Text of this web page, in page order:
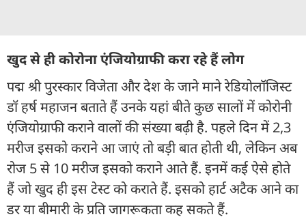
खुद से ही कोरोना एंजियोग्राफी करा रहे हैं लोग
पद्म श्री पुरस्कार विजेता और देश के जाने माने रेडियोलॉजिस्ट
डॉ हर्ष महाजन बताते हैं उनके यहां बीते कुछ सालों में कोरोनी
एंजियोग्राफी कराने वालों की संख्या बढ़ी है. पहले दिन में 2,3
मरीज इसको कराने आ जाएं तो बड़ी बात होती थी, लेकिन अब
रोज 5 से 10 मरीज इसको कराने आते हैं. इनमें कई ऐसे होते
हैं जो खुद ही इस टेस्ट को कराते हैं. इसको हार्ट अटैक आने का
डर या बीमारी के प्रति जागरूकता कह सकते हैं.